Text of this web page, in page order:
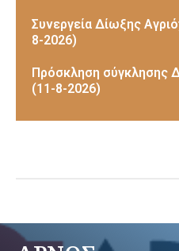
Συνεργεία Δίωξης
8-2026)
Πρόσκληση σύγκλησης
(11-8-2026)